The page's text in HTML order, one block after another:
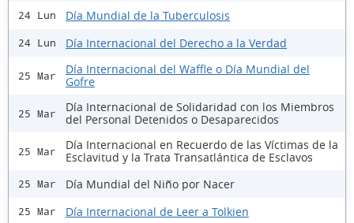
24 Lun Día Mundial de la Tuberculosis
24 Lun Día Internacional del Derecho a la Verdad
25 Mar
Día Internacional del Waffle o Día Mundial del
Gofre
25 Mar
Día Internacional de Solidaridad con los Miembros
del Personal Detenidos o Desaparecidos
25 Mar
Día Internacional en Recuerdo de las Víctimas de la
Esclavitud y la Trata Transatlántica de Esclavos
25 Mar Día Mundial del Niño por Nacer
25 Mar Día Internacional de Leer a Tolkien